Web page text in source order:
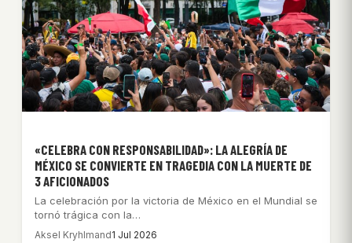
«CELEBRA CON RESPONSABILIDAD»: LA ALEGRÍA DE
MÉXICO SE CONVIERTE EN TRAGEDIA CON LA MUERTE DE
3 AFICIONADOS
La celebración por la victoria de México en el Mundial se
tornó trágica con la…
Aksel Kryhlmand1 Jul 2026